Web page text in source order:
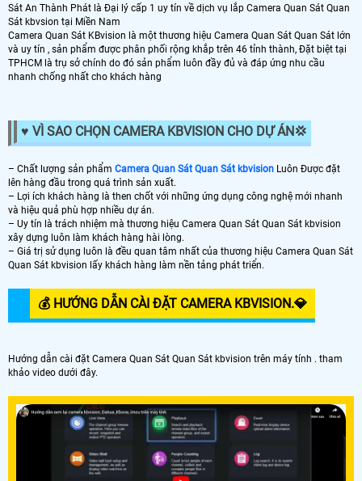
Sát An Thành Phát là Đại lý cấp 1 uy tín về dịch vụ lắp Camera Quan Sát Quan
Sát kbvsion tại Miền Nam
Camera Quan Sát KBvision là một thương hiệu Camera Quan Sát Quan Sát lớn
và uy tín , sản phẩm được phân phối rộng khắp trên 46 tỉnh thành, Đặt biệt tại
TPHCM là trụ sở chính do đó sản phẩm luôn đầy đủ và đáp ứng nhu cầu
nhanh chống nhất cho khách hàng
♥️ VÌ SAO CHỌN CAMERA KBVISION CHO DỰ ÁN️💢
– Chất lượng sản phẩm Camera Quan Sát Quan Sát kbvision Luôn Được đặt
lên hàng đầu trong quá trình sản xuất.
– Lợi ích khách hàng là then chốt với những ứng dụng công nghệ mới nhanh
và hiệu quả phù hợp nhiều dự án.
– Uy tín là trách nhiệm mà thương hiệu Camera Quan Sát Quan Sát kbvision
xây dựng luôn làm khách hàng hài lòng.
– Giá trị sử dụng luôn là đều quan tâm nhất của thương hiệu Camera Quan Sát
Quan Sát kbvision lấy khách hàng làm nền tảng phát triển.
💰 HƯỚNG DẪN CÀI ĐẶT CAMERA KBVISION.️💎
Hướng dẫn cài đặt Camera Quan Sát Quan Sát kbvision trên máy tính . tham
khảo video dưới đây.